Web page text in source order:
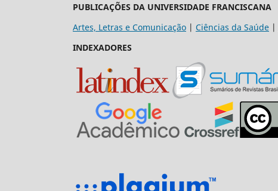
PUBLICAÇÕES DA UNIVERSIDADE FRANCISCANA
Artes, Letras e Comunicação | Ciências da Saúde |
INDEXADORES